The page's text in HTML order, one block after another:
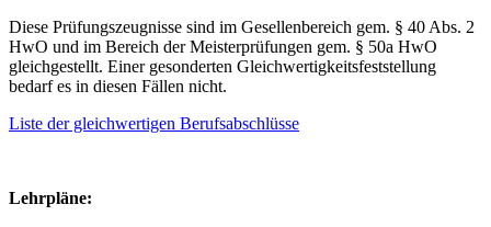
Diese Prüfungszeugnisse sind im Gesellenbereich gem. § 40 Abs. 2
HwO und im Bereich der Meisterprüfungen gem. § 50a HwO
gleichgestellt. Einer gesonderten Gleichwertigkeitsfeststellung
bedarf es in diesen Fällen nicht.
Liste der gleichwertigen Berufsabschlüsse
Lehrpläne: